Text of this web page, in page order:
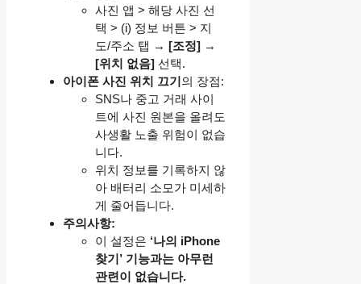
사진 앱 > 해당 사진 선
택 > (i) 정보 버튼 > 지
도/주소 탭 → [조정] →
[위치 없음] 선택.
아이폰 사진 위치 끄기의 장점:
SNS나 중고 거래 사이
트에 사진 원본을 올려도
사생활 노출 위험이 없습
니다.
위치 정보를 기록하지 않
아 배터리 소모가 미세하
게 줄어듭니다.
주의사항:
이 설정은 ‘나의 iPhone
찾기’ 기능과는 아무런
관련이 없습니다.